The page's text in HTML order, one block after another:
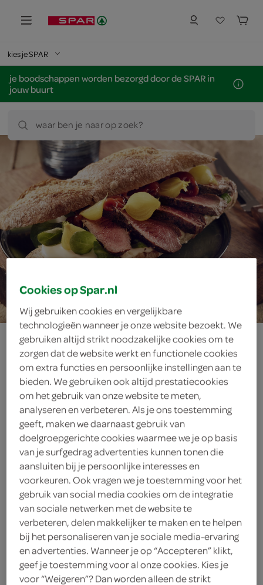
kies je SPAR
je boodschappen worden bezorgd door de SPAR in
jouw buurt
waar ben je naar op zoek?
4 personen
steak sandwich
met
amsterdamse
uitjes en eru
prestige
ingrediënten
40 gram veldsla
Cookies op Spar.nl
Wij gebruiken cookies en vergelijkbare
technologieën wanneer je onze website bezoekt. We
gebruiken altijd strikt noodzakelijke cookies om te
zorgen dat de website werkt en functionele cookies
om extra functies en persoonlijke instellingen aan te
bieden. We gebruiken ook altijd prestatiecookies
om het gebruik van onze website te meten,
analyseren en verbeteren. Als je ons toestemming
geeft, maken we daarnaast gebruik van
doelgroepgerichte cookies waarmee we je op basis
van je surfgedrag advertenties kunnen tonen die
aansluiten bij je persoonlijke interesses en
voorkeuren. Ook vragen we je toestemming voor het
gebruik van social media cookies om de integratie
van sociale netwerken met de website te
verbeteren, delen makkelijker te maken en te helpen
bij het personaliseren van je sociale media-ervaring
en advertenties. Wanneer je op “Accepteren” klikt,
geef je toestemming voor al onze cookies. Kies je
voor “Weigeren”? Dan worden alleen de strikt